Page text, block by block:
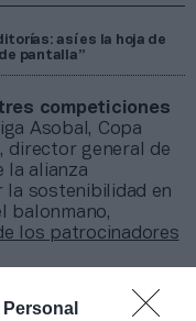
así es la hoja de
pantalla”
competiciones
Asobal, Copa
director general de
la alianza
la sostenibilidad en
balonmano,
los patrocinadores
“afronta